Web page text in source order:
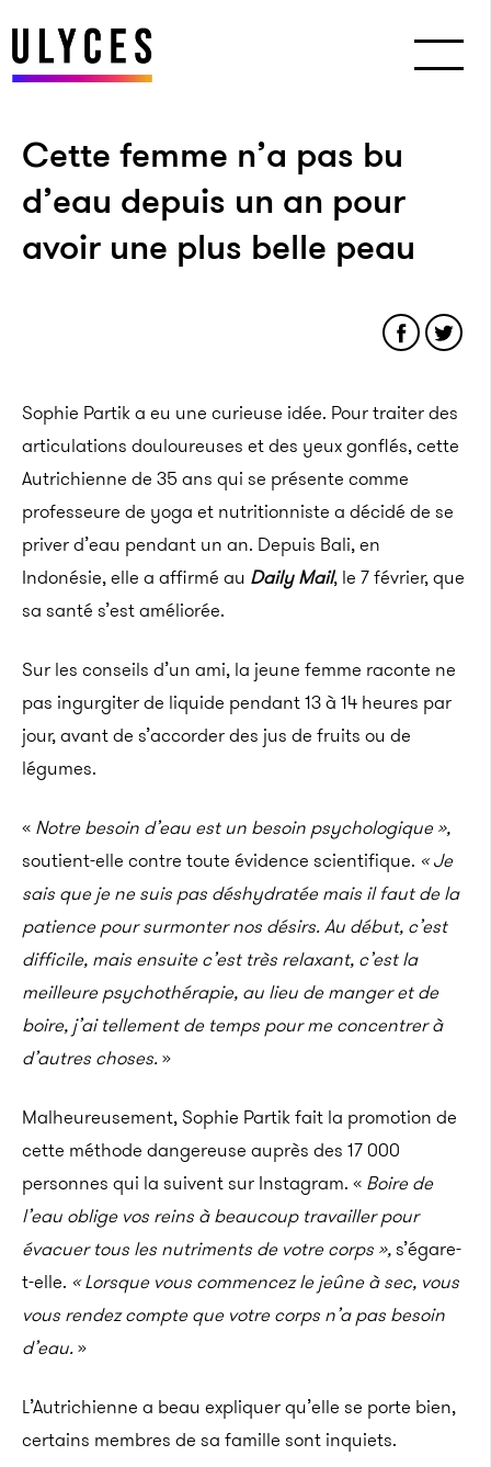
Cette femme n’a pas bu
d’eau depuis un an pour
avoir une plus belle peau
Sophie Partik a eu une curieuse idée. Pour traiter des
articulations douloureuses et des yeux gonflés, cette
Autrichienne de 35 ans qui se présente comme
professeure de yoga et nutritionniste a décidé de se
priver d’eau pendant un an. Depuis Bali, en
Indonésie, elle a affirmé au Daily Mail, le 7 février, que
sa santé s’est améliorée.
Sur les conseils d’un ami, la jeune femme raconte ne
pas ingurgiter de liquide pendant 13 à 14 heures par
jour, avant de s’accorder des jus de fruits ou de
légumes.
« Notre besoin d’eau est un besoin psychologique »,
soutient-elle contre toute évidence scientifique. « Je
sais que je ne suis pas déshydratée mais il faut de la
patience pour surmonter nos désirs. Au début, c’est
difficile, mais ensuite c’est très relaxant, c’est la
meilleure psychothérapie, au lieu de manger et de
boire, j’ai tellement de temps pour me concentrer à
d’autres choses.»
Malheureusement, Sophie Partik fait la promotion de
cette méthode dangereuse auprès des 17 000
personnes qui la suivent sur Instagram. « Boire de
l’eau oblige vos reins à beaucoup travailler pour
évacuer tous les nutriments de votre corps »,s’égare-
t-elle. « Lorsque vous commencez le jeûne à sec, vous
vous rendez compte que votre corps n’a pas besoin
d’eau.»
L’Autrichienne a beau expliquer qu’elle se porte bien,
certains membres de sa famille sont inquiets.